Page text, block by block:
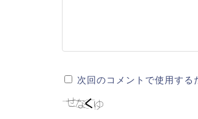
次回のコメントで使用する